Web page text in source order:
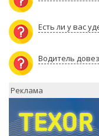
Есть ли у вас
Водитель
Реклама